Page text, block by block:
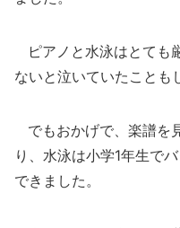
ピアノと水泳はとても
ないと泣いていたことも
でもおかげで、楽譜を
り、水泳は小学1年生で
できました。